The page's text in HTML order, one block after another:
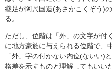
継足が阿尺国造(あさかこくぞう)
る。
ただし、位階は「外」の文字が付
に地方豪族に与えられる位階で、
「外」字の付かない内位(ないい)
格差を示すものと理解してもいい